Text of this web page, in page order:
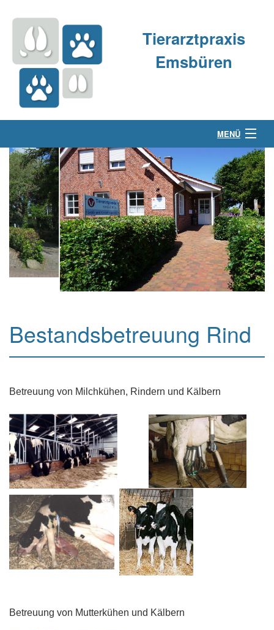
Tierarztpraxis
Emsbüren
MENÜ
Über uns
Kleintierpraxis
Großtierpraxis
Kontakt & Anfahrt
Bestandsbetreuung Rind
Betreuung von Milchkühen, Rindern und Kälbern
Betreuung von Mutterkühen und Kälbern